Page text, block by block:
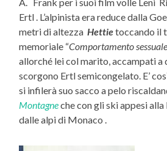
Ertl . L’alpinista era reduce dalla
metri di altezzaHettietoccando il
memoriale “Comportamento
allorché lei col marito, accampati a
scorgono Ertl semicongelato. E’
si infilerà suo sacco a pelo
Montagneche con gli ski appesi
dalle alpi di Monaco .